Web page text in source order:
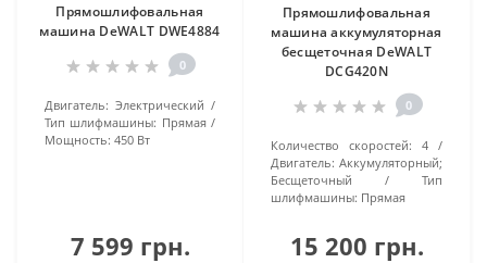
Прямошлифовальная
машина DeWALT DWE4884
0
Двигатель: Электрический
Тип шлифмашины: Прямая
Мощность: 450 Вт
7 599 грн.
Прямошлифовальная
машина аккумуляторная
бесщеточная DeWALT
DCG420N
0
Количество скоростей:
4
Двигатель: Аккумуляторный;
Бесщеточный
Тип
шлифмашины: Прямая
15 200 грн.